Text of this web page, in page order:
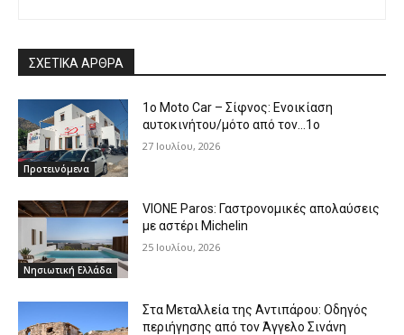
ΣΧΕΤΙΚΑ ΑΡΘΡΑ
Προτεινόμενα
1o Moto Car – Σίφνος: Ενοικίαση
αυτοκινήτου/μότο από τον…1ο
27 Ιουλίου, 2026
Νησιωτική Ελλάδα
VIONE Paros: Γαστρονομικές απολαύσεις
με αστέρι Michelin
25 Ιουλίου, 2026
Στα Μεταλλεία της Αντιπάρου: Οδηγός
περιήγησης από τον Άγγελο Σινάνη